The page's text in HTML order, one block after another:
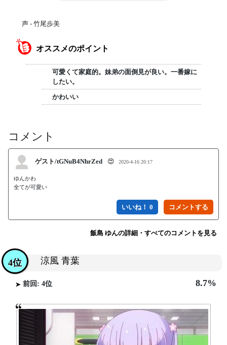
声 - 竹尾歩美
オススメのポイント
可愛くて家庭的。妹弟の面倒見が良い。一番嫁に
したい。
かわいい
コメント
ゲスト/tGNuB4NhrZed 😍 2020-4-16 20:17
ゆんかわ
全てが可愛い
いいね！ 0
飯島 ゆんの詳細・すべてのコメントを見る
涼風 青葉
4位
前回: 4位 8.7%